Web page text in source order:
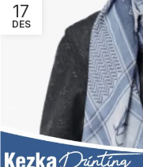
17
DES